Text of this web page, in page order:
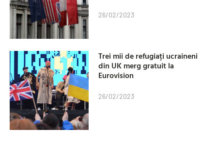
26/02/2023
Trei mii de refugiați ucraineni
din UK merg gratuit la
Eurovision
26/02/2023